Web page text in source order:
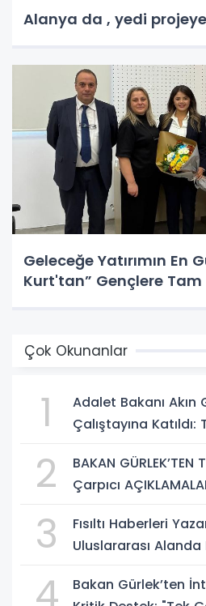
Alanya da , yedi
Geleceğe Yatırımın En
Kurt'tan” Gençlere Tam
Çok Okunanlar
1
Adalet Bakanı Akın
Çalıştayına
2
BAKAN
Çarpıcı
3
Fısıltı Haberleri
Uluslararası Alanda
4
Bakan Gürlek’ten